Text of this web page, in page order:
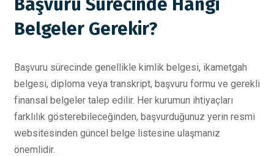
Başvuru Sürecinde Hangi
Belgeler Gerekir?
Başvuru sürecinde genellikle kimlik belgesi, ikametgah
belgesi, diploma veya transkript, başvuru formu ve gerekli
finansal belgeler talep edilir. Her kurumun ihtiyaçları
farklılık gösterebileceğinden, başvurduğunuz yerin resmi
websitesinden güncel belge listesine ulaşmanız
önemlidir.